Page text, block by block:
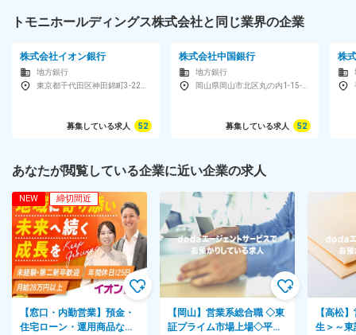
トモニホールディングス株式会社と同じ業界の企業
株式会社イオン銀行
地方銀行
募集している求人 52
株式会社中国銀行
地方銀行
募集している求人 52
株
あなたが閲覧している企業に近い企業の求人
NEW 締切間近
【窓口・内勤営業】預金・
住宅ローン・運用商品など
【岡山】営業系総合職 ◇東
証プライム市場上場◇平均
【高松
生＞～東